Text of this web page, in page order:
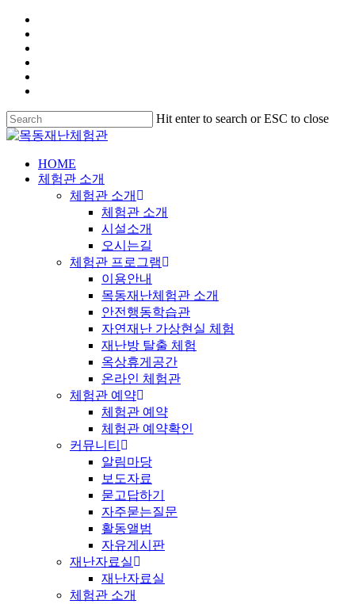
Hit enter to search or ESC to close
HOME
체험관 소개
체험관 소개
체험관 소개
시설소개
오시는길
체험관 프로그램
이용안내
목동재난체험관 소개
안전행동학습관
자연재난 가상현실 체험
재난방 탈출 체험
옥상휴게공간
온라인 체험관
체험관 예약
체험관 예약
체험관 예약확인
커뮤니티
알림마당
보도자료
묻고답하기
자주묻는질문
활동앨범
자유게시판
재난자료실
재난자료실
체험관 소개